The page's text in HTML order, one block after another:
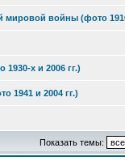
войны (фото
х и 2006 гг.)
1941 и 2004 гг.)
Показать темы: